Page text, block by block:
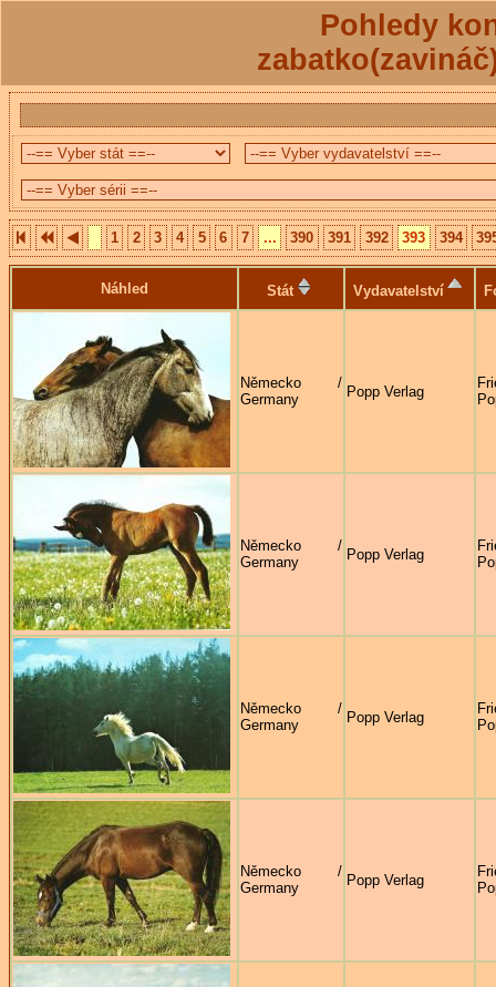
Pohledy
1 2 3 4 5 6 7 ... 390 391 392 393 394
Náhled Stát Vydavatelství
Německo /
Germany
Popp Verlag
Německo /
Germany
Popp Verlag
Německo /
Germany
Popp Verlag
Německo /
Germany
Popp Verlag